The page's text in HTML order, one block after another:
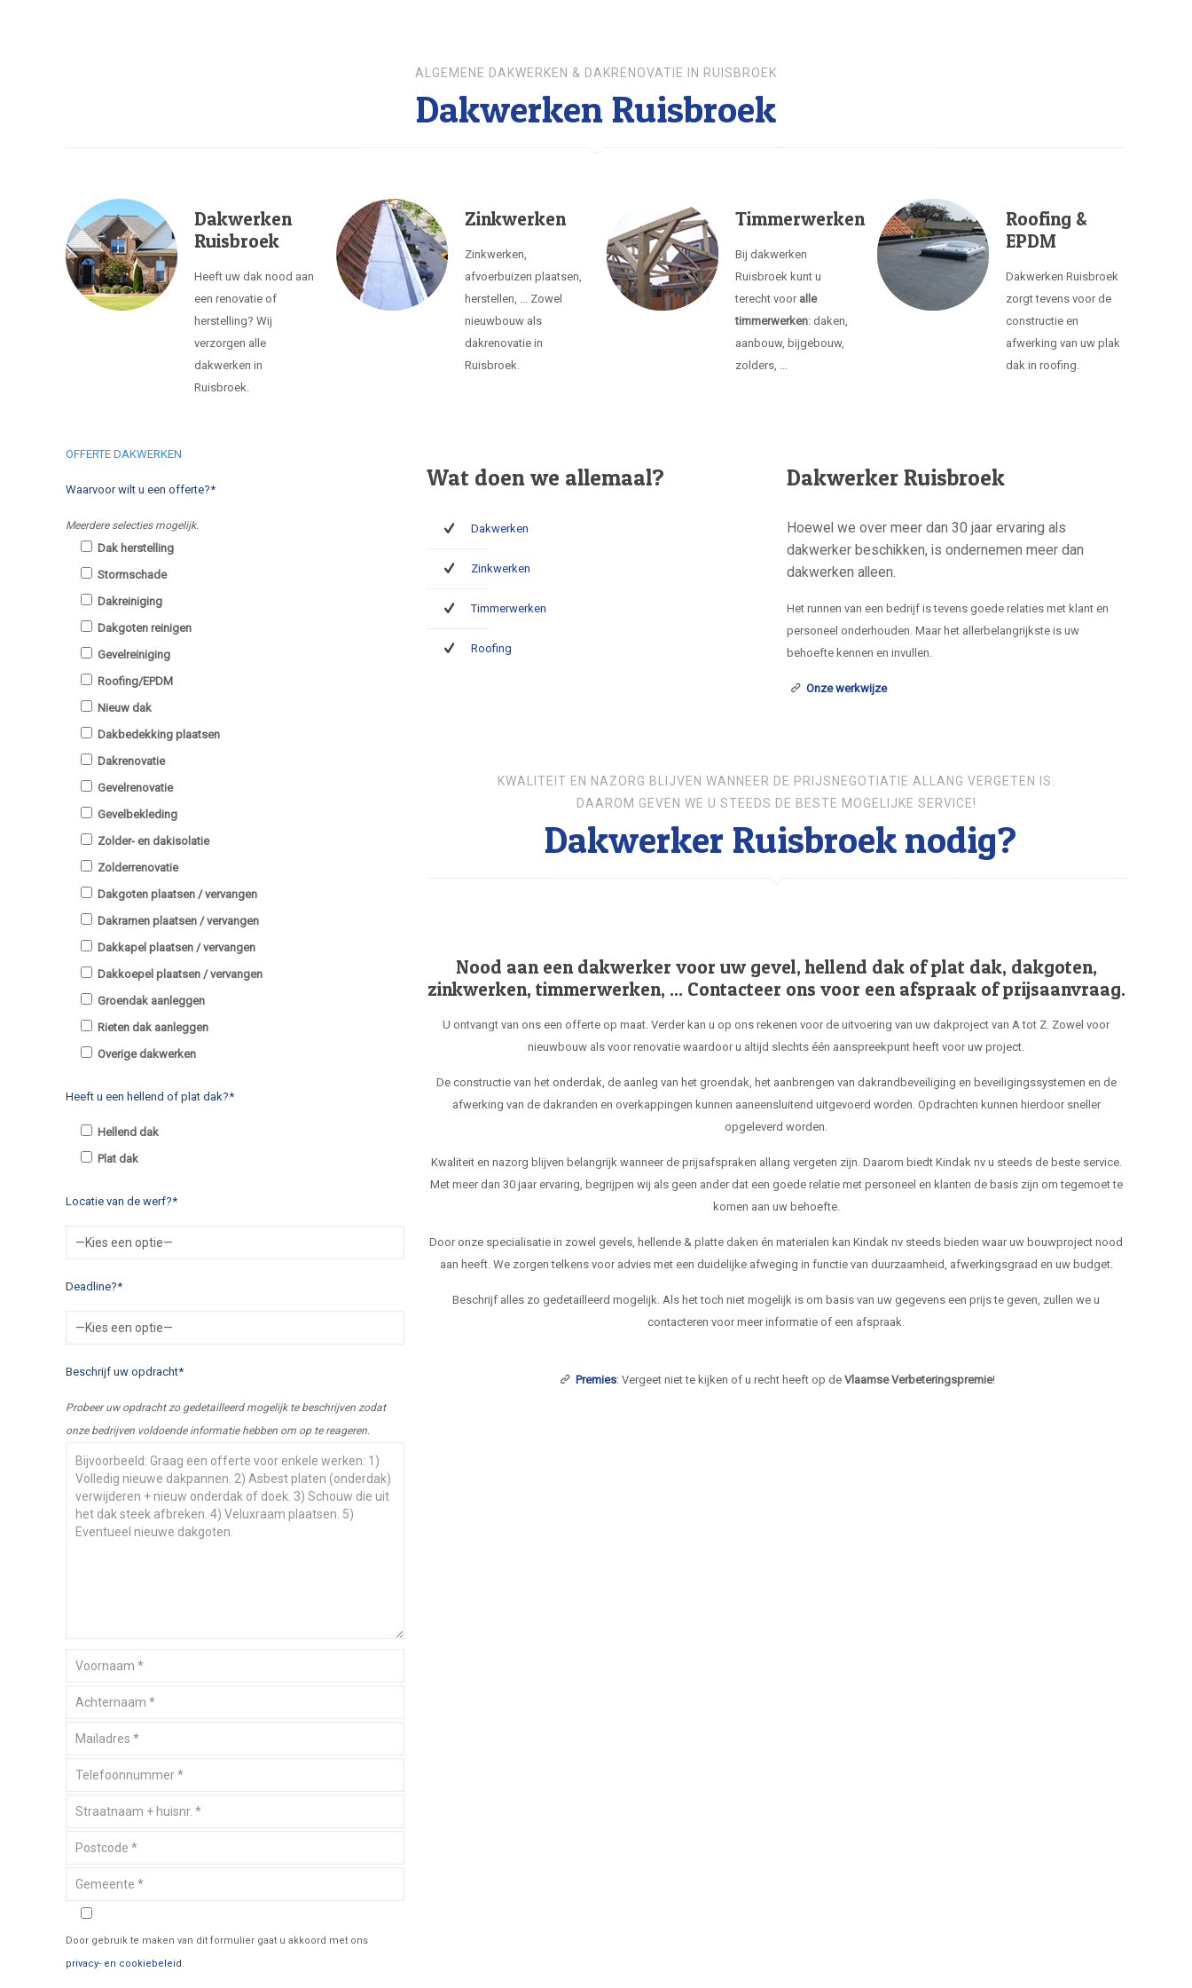
ALGEMENE DAKWERKEN & DAKRENOVATIE IN RUISBROEK
Dakwerken Ruisbroek
Dakwerken
Ruisbroek
Heeft uw dak nood aan
een renovatie of
herstelling? Wij
verzorgen alle
dakwerken in
Ruisbroek.
Zinkwerken
Zinkwerken,
afvoerbuizen plaatsen,
herstellen, ... Zowel
nieuwbouw als
dakrenovatie in
Ruisbroek.
Timmerwerken
Bij dakwerken
Ruisbroek kunt u
terecht voor alle
timmerwerken: daken,
aanbouw, bijgebouw,
zolders, ...
Roofing &
EPDM
Dakwerken Ruisbroek
zorgt tevens voor de
constructie en
afwerking van uw plak
dak in roofing.
OFFERTE DAKWERKEN
Waarvoor wilt u een offerte?*
Meerdere selecties mogelijk.
Dak herstelling
Stormschade
Dakreiniging
Dakgoten reinigen
Gevelreiniging
Roofing/EPDM
Nieuw dak
Dakbedekking plaatsen
Dakrenovatie
Gevelrenovatie
Gevelbekleding
Zolder- en dakisolatie
Zolderrenovatie
Dakgoten plaatsen / vervangen
Dakramen plaatsen / vervangen
Dakkapel plaatsen / vervangen
Dakkoepel plaatsen / vervangen
Groendak aanleggen
Rieten dak aanleggen
Overige dakwerken
Heeft u een hellend of plat dak?*
Hellend dak
Plat dak
Locatie van de werf?*
Deadline?*
Beschrijf uw opdracht*
Probeer uw opdracht zo gedetailleerd mogelijk te beschrijven zodat
onze bedrijven voldoende informatie hebben om op te reageren.
Door gebruik te maken van dit formulier gaat u akkoord met ons
privacy- en cookiebeleid.
Wat doen we allemaal?
Dakwerken
Zinkwerken
Timmerwerken
Roofing
Dakwerker Ruisbroek
Hoewel we over meer dan 30 jaar ervaring als
dakwerker beschikken, is ondernemen meer dan
dakwerken alleen.
Het runnen van een bedrijf is tevens goede relaties met klant en
personeel onderhouden. Maar het allerbelangrijkste is uw
behoefte kennen en invullen.
Onze werkwijze
KWALITEIT EN NAZORG BLIJVEN WANNEER DE PRIJSNEGOTIATIE ALLANG VERGETEN IS.
DAAROM GEVEN WE U STEEDS DE BESTE MOGELIJKE SERVICE!
Dakwerker Ruisbroek nodig?
Nood aan een dakwerker voor uw gevel, hellend dak of plat dak, dakgoten,
zinkwerken, timmerwerken, ... Contacteer ons voor een afspraak of prijsaanvraag.
U ontvangt van ons een offerte op maat. Verder kan u op ons rekenen voor de uitvoering van uw dakproject van A tot Z. Zowel voor
nieuwbouw als voor renovatie waardoor u altijd slechts één aanspreekpunt heeft voor uw project.
De constructie van het onderdak, de aanleg van het groendak, het aanbrengen van dakrandbeveiliging en beveiligingssystemen en de
afwerking van de dakranden en overkappingen kunnen aaneensluitend uitgevoerd worden. Opdrachten kunnen hierdoor sneller
opgeleverd worden.
Kwaliteit en nazorg blijven belangrijk wanneer de prijsafspraken allang vergeten zijn. Daarom biedt Kindak nv u steeds de beste service.
Met meer dan 30 jaar ervaring, begrijpen wij als geen ander dat een goede relatie met personeel en klanten de basis zijn om tegemoet te
komen aan uw behoefte.
Door onze specialisatie in zowel gevels, hellende & platte daken én materialen kan Kindak nv steeds bieden waar uw bouwproject nood
aan heeft. We zorgen telkens voor advies met een duidelijke afweging in functie van duurzaamheid, afwerkingsgraad en uw budget.
Beschrijf alles zo gedetailleerd mogelijk. Als het toch niet mogelijk is om basis van uw gegevens een prijs te geven, zullen we u
contacteren voor meer informatie of een afspraak.
Premies: Vergeet niet te kijken of u recht heeft op deVlaamse Verbeteringspremie!